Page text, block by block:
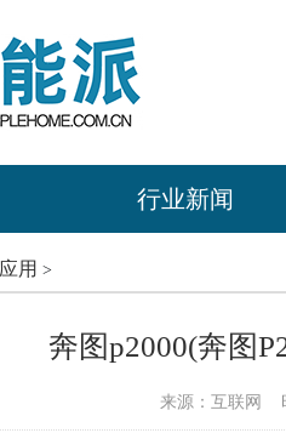
行业新闻
用 >
奔图p2000(奔图
来源：互联网